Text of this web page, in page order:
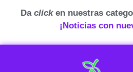
Da clicken nuestras
¡Noticias con